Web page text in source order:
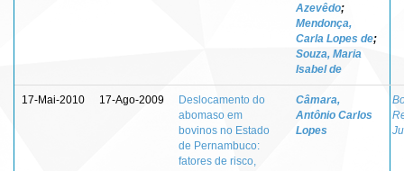
Azevêdo;
Mendonça,
Carla Lopes de;
Souza, Maria
Isabel de
17-Mai-2010 17-Ago-2009
Deslocamento do
abomaso em
bovinos no Estado
de Pernambuco:
fatores de risco,
Câmara,
Antônio Carlos
Lopes